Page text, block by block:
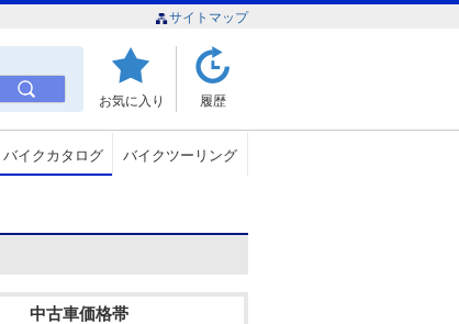
サイトマップ
お気に入り 履歴
バイクカタログ バイクツーリング
中古車価格帯